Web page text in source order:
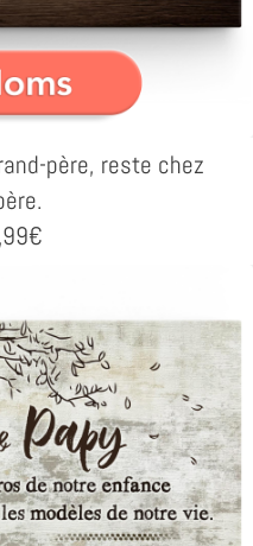
père, reste chez
€